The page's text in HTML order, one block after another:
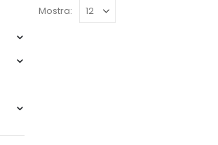
Mostra: